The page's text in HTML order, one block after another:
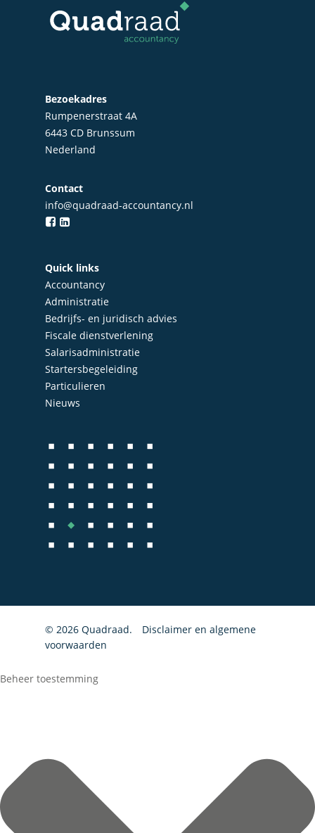
Bezoekadres
Rumpenerstraat 4A
6443 CD Brunssum
Nederland
Contact
info@quadraad-accountancy.nl
Quick links
Accountancy
Administratie
Bedrijfs- en juridisch advies
Fiscale dienstverlening
Salarisadministratie
Startersbegeleiding
Particulieren
Nieuws
© 2026 Quadraad.
Disclaimer en algemene
voorwaarden
Home
Beheer toestemming